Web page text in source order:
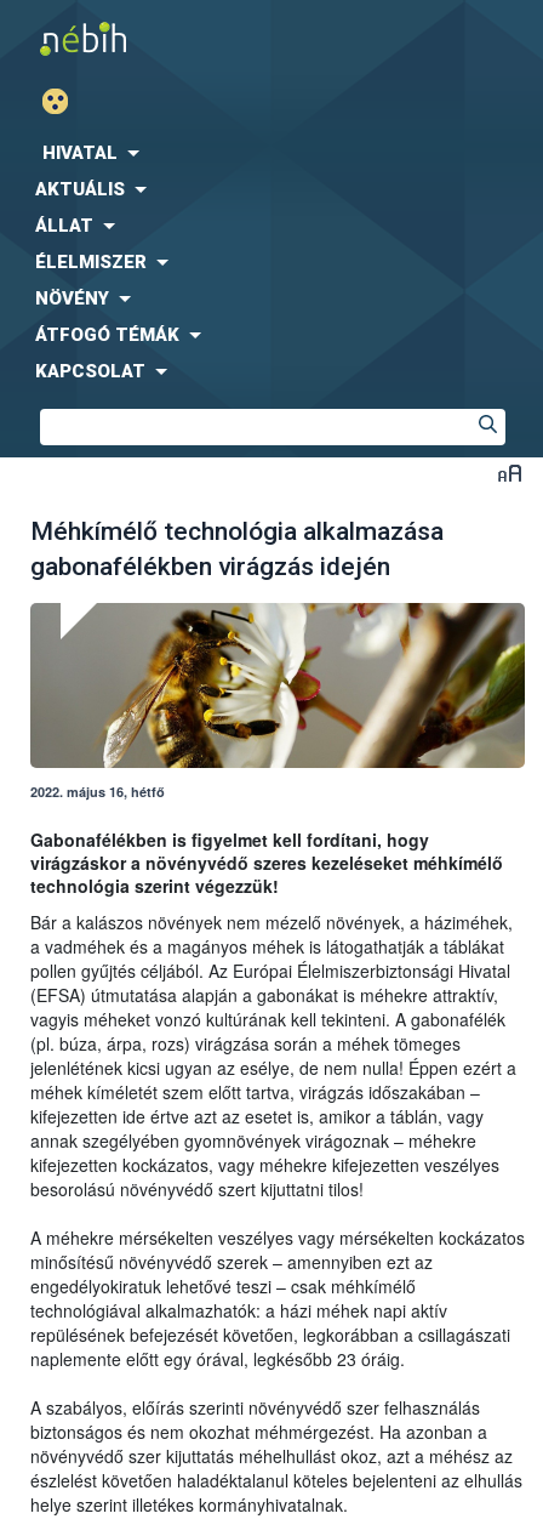
HIVATAL
AKTUÁLIS
ÁLLAT
ÉLELMISZER
NÖVÉNY
ÁTFOGÓ TÉMÁK
KAPCSOLAT
Méhkímélő technológia alkalmazása
gabonafélékben virágzás idején
2022. május 16, hétfő
Gabonafélékben is figyelmet kell fordítani, hogy
virágzáskor a növényvédő szeres kezeléseket méhkímélő
technológia szerint végezzük!
Bár a kalászos növények nem mézelő növények, a háziméhek,
a vadméhek és a magányos méhek is látogathatják a táblákat
pollen gyűjtés céljából. Az Európai Élelmiszerbiztonsági Hivatal
(EFSA) útmutatása alapján a gabonákat is méhekre attraktív,
vagyis méheket vonzó kultúrának kell tekinteni. A gabonafélék
(pl. búza, árpa, rozs) virágzása során a méhek tömeges
jelenlétének kicsi ugyan az esélye, de nem nulla! Éppen ezért a
méhek kíméletét szem előtt tartva, virágzás időszakában –
kifejezetten ide értve azt az esetet is, amikor a táblán, vagy
annak szegélyében gyomnövények virágoznak – méhekre
kifejezetten kockázatos, vagy méhekre kifejezetten veszélyes
besorolású növényvédő szert kijuttatni tilos!
A méhekre mérsékelten veszélyes vagy mérsékelten kockázatos
minősítésű növényvédő szerek – amennyiben ezt az
engedélyokiratuk lehetővé teszi – csak méhkímélő
technológiával alkalmazhatók: a házi méhek napi aktív
repülésének befejezését követően, legkorábban a csillagászati
naplemente előtt egy órával, legkésőbb 23 óráig.
A szabályos, előírás szerinti növényvédő szer felhasználás
biztonságos és nem okozhat méhmérgezést. Ha azonban a
növényvédő szer kijuttatás méhelhullást okoz, azt a méhész az
észlelést követően haladéktalanul köteles bejelenteni az elhullás
helye szerint illetékes kormányhivatalnak.